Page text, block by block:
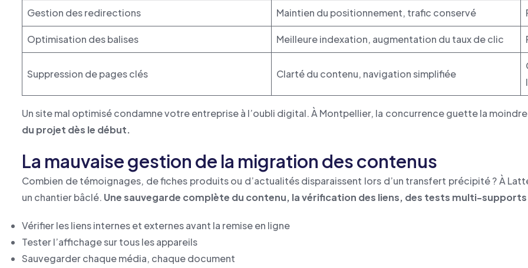
Gestion des redirections Maintien du positionnement, trafic conservé
Optimisation des balises Meilleure indexation, augmentation du taux de clic
Suppression de pages clés Clarté du contenu, navigation simplifiée
Un site mal optimisé condamne votre entreprise à l’oubli digital. À Montpellier, la concurrence guette la
du projet dès le début.
La mauvaise gestion de la migration des contenus
Combien de témoignages, de fiches produits ou d’actualités disparaissent lors d’un transfert précipité ? À
un chantier bâclé. Une sauvegarde complète du contenu, la vérification des liens, des tests multi-
Vérifier les liens internes et externes avant la remise en ligne
Tester l’affichage sur tous les appareils
Sauvegarder chaque média, chaque document